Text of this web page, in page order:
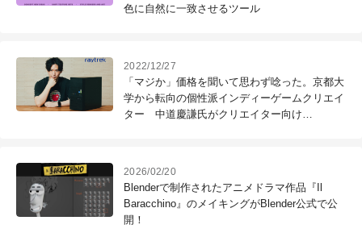
色に自然に一致させるツール
2022/12/27
「マジか」価格を聞いて思わず唸った。京都大
学から転向の個性派インディーゲームクリエイ
ター 中道慶謙氏がクリエイター向け
2026/02/20
Blenderで制作されたアニメドラマ作品『Il
Baracchino』のメイキングがBlender公式で公
開！